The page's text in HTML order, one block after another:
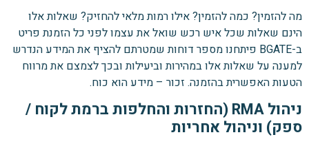
מה להזמין? כמה להזמין? אילו רמות מלאי להחזיק? שאלות אלו
הינם שאלות שכל איש רכש שואל את עצמו לפני כל הזמנת פריט
ב-BGATE פיתחנו מספר דוחות שמטרתם להציף את המידע הנדרש
למענה על שאלות אלו במהירות וביעילות ובכך לצמצם את מרווח
הטעות האפשרית בהזמנה. זכור – מידע הוא כוח.
ניהול RMA (החזרות והחלפות ברמת לקוח /
ספק) וניהול אחריות